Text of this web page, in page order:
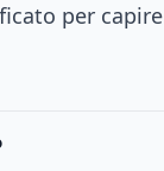
per capire